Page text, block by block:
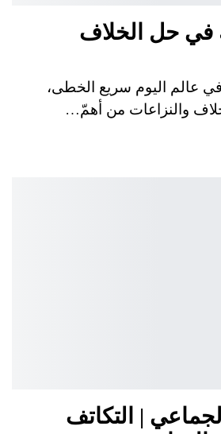
في حل الخلاف
عالم اليوم سريع الخطى،
والنزاعات من أهمّ…
| التكاتف